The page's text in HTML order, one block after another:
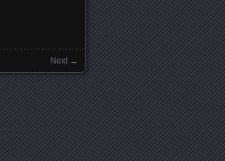
Next →